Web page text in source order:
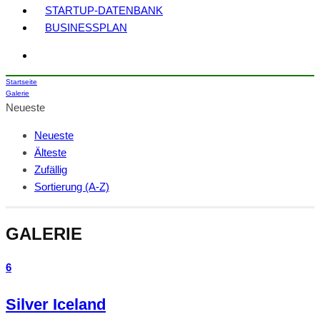
STARTUP-DATENBANK
BUSINESSPLAN
Startseite
Galerie
Neueste
Neueste
Älteste
Zufällig
Sortierung (A-Z)
GALERIE
6
Silver Iceland